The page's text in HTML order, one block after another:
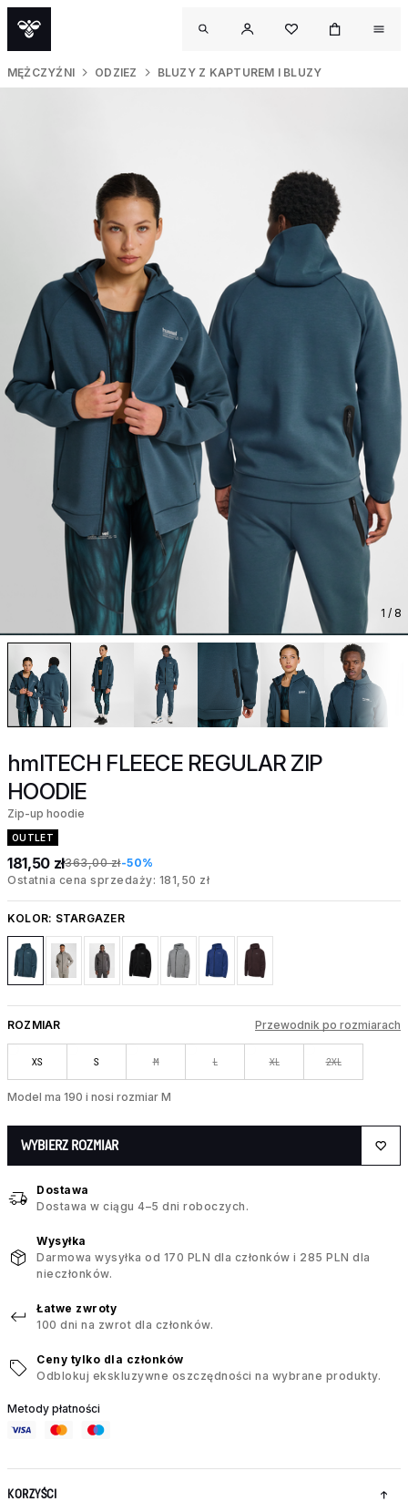
MĘŻCZYŹNI ODZIEZ BLUZY Z KAPTUREM I BLUZY
1 / 8
hmlTECH FLEECE REGULAR ZIP
HOODIE
Zip-up hoodie
OUTLET
181,50 zł363,00 zł-50%
Ostatnia cena sprzedaży: 181,50 zł
KOLOR: STARGAZER
ROZMIAR Przewodnik po rozmiarach
XS S M L XL 2XL
Model ma 190 i nosi rozmiar M
WYBIERZ ROZMIAR
Dostawa
Dostawa w ciągu 4–5 dni roboczych.
Wysyłka
Darmowa wysyłka od 170 PLN dla członków i 285 PLN dla
nieczłonków.
Łatwe zwroty
100 dni na zwrot dla członków.
Ceny tylko dla członków
Odblokuj ekskluzywne oszczędności na wybrane produkty.
Metody płatności
KORZYŚCI